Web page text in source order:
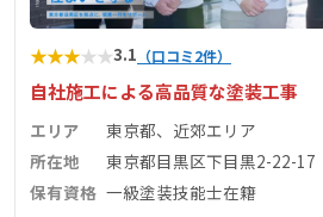
★★★★★3.1 （口コミ2件）
自社施工による高品質な塗装工事
エリア
東京都、近郊エリア
所在地
東京都目黒区下目黒2-22-17
保有資格 一級塗装技能士在籍